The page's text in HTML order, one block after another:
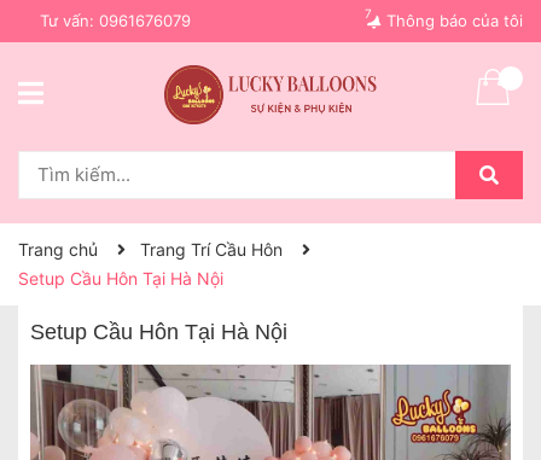
Tư vấn: 0961676079 Thông báo của tôi
7
Trang chủ
Trang Trí Cầu Hôn
Setup Cầu Hôn Tại Hà Nội
Setup Cầu Hôn Tại Hà Nội